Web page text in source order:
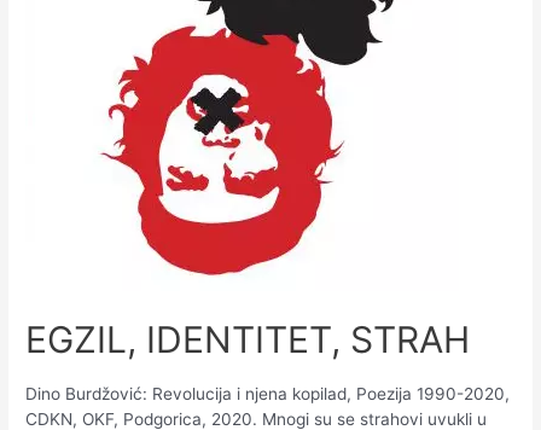
EGZIL, IDENTITET, STRAH
Dino Burdžović: Revolucija i njena kopilad, Poezija 1990-2020,
CDKN, OKF, Podgorica, 2020. Mnogi su se strahovi uvukli u